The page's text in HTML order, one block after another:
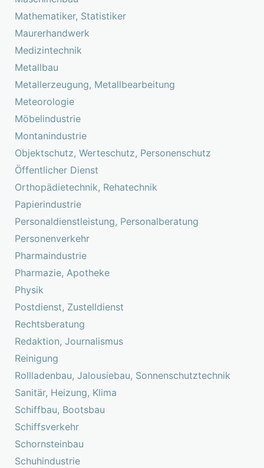
Mathematiker, Statistiker
Maurerhandwerk
Medizintechnik
Metallbau
Metallerzeugung, Metallbearbeitung
Meteorologie
Möbelindustrie
Montanindustrie
Objektschutz, Werteschutz, Personenschutz
Öffentlicher Dienst
Orthopädietechnik, Rehatechnik
Papierindustrie
Personaldienstleistung, Personalberatung
Personenverkehr
Pharmaindustrie
Pharmazie, Apotheke
Physik
Postdienst, Zustelldienst
Rechtsberatung
Redaktion, Journalismus
Reinigung
Rollladenbau, Jalousiebau, Sonnenschutztechnik
Sanitär, Heizung, Klima
Schiffbau, Bootsbau
Schiffsverkehr
Schornsteinbau
Schuhindustrie